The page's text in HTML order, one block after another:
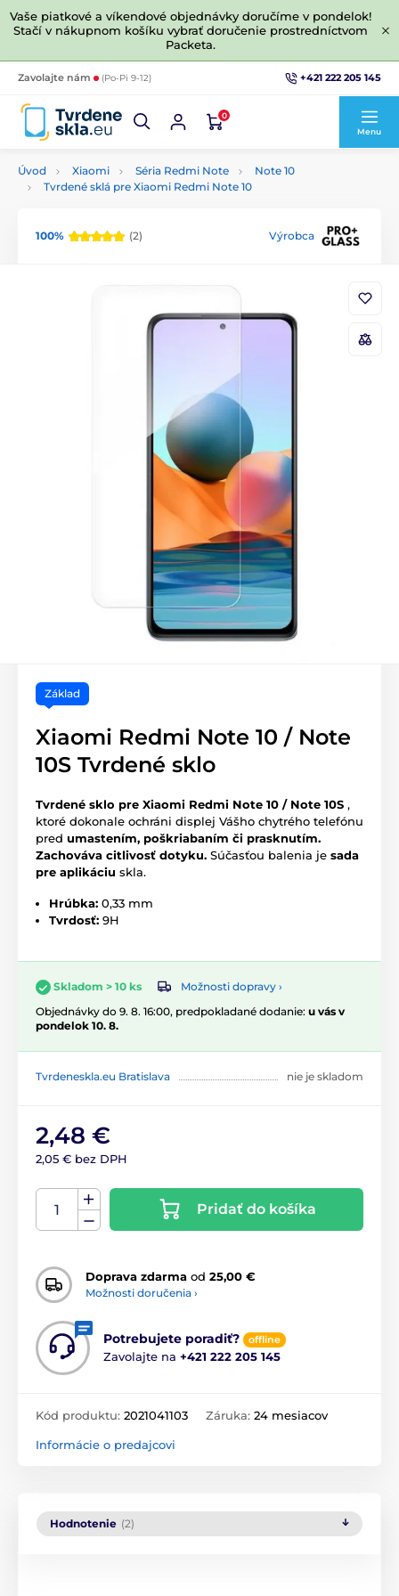
Vaše piatkové a víkendové objednávky doručíme v pondelok!
Stačí v nákupnom košíku vybrať doručenie prostredníctvom
Packeta.
Zavolajte nám (Po-Pi 9-12) +421 222 205 145
0
Menu
Úvod Xiaomi Séria Redmi Note
Note 10
Tvrdené sklá pre Xiaomi Redmi Note 10
100% (2) Výrobca
Základ
Xiaomi Redmi Note 10 / Note
10S Tvrdené sklo
Tvrdené sklo pre Xiaomi Redmi Note 10 / Note 10S ,
ktoré dokonale ochráni displej Vášho chytrého telefónu
pred umastením, poškriabaním či prasknutím.
Zachováva citlivosť dotyku. Súčasťou balenia je sada
pre aplikáciu skla.
Hrúbka: 0,33 mm
Tvrdosť: 9H
Skladom > 10 ks
Možnosti dopravy ›
Objednávky do 9. 8. 16:00, predpokladané dodanie: u vás v
pondelok 10. 8.
Tvrdeneskla.eu Bratislava nie je skladom
2,48 €
2,05 € bez DPH
Pridať do košíka
Doprava zdarma od 25,00 €
Možnosti doručenia ›
Potrebujete poradiť? offline
Zavolajte na +421 222 205 145
Kód produktu: 2021041103 Záruka: 24 mesiacov
Informácie o predajcovi
Hodnotenie (2)